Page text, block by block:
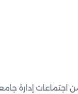
اجتماعات إدارة